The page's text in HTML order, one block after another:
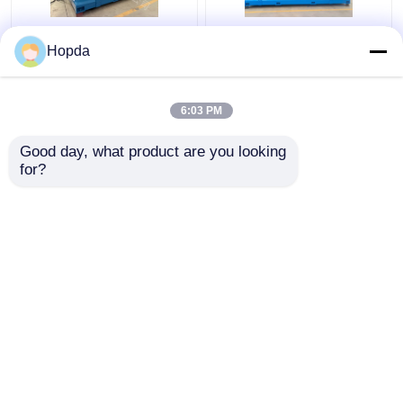
630 mm Kantelier-
Kabelmaschine mit
Hopda
6:03 PM
Good day, what product are you looking
for?